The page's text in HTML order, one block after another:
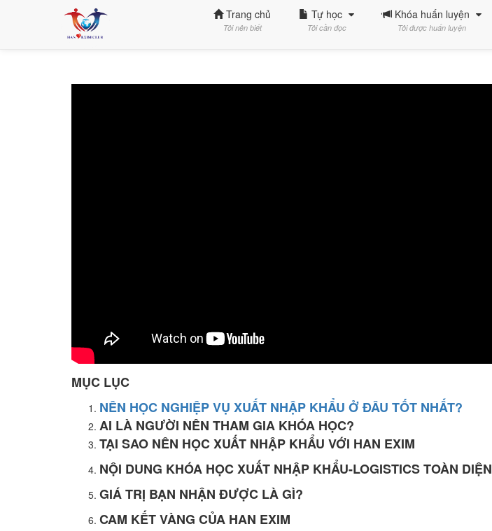
Trang chủ
Tôi nên biết
Tự học
Tôi cần đọc
Khóa huấn luyện
Tôi được huấn luyện
MỤC LỤC
NÊN HỌC NGHIỆP VỤ XUẤT NHẬP KHẨU Ở ĐÂU TỐT NHẤT?
AI LÀ NGƯỜI NÊN THAM GIA KHÓA HỌC?
TẠI SAO NÊN HỌC XUẤT NHẬP KHẨU VỚI HAN EXIM
NỘI DUNG KHÓA HỌC XUẤT NHẬP KHẨU-LOGISTICS TOÀN DIỆN
GIÁ TRỊ BẠN NHẬN ĐƯỢC LÀ GÌ?
CAM KẾT VÀNG CỦA HAN EXIM